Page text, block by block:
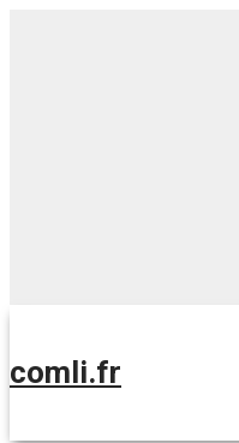
comli.fr